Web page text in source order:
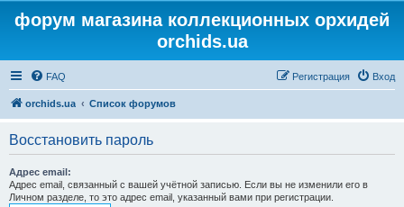
форум магазина коллекционных орхидей
orchids.ua
FAQ Вход
Регистрация
orchids.ua Список форумов
Восстановить пароль
Адрес email:
Адрес email, связанный с вашей учётной записью. Если вы не изменили его в
Личном разделе, то это адрес email, указанный вами при регистрации.